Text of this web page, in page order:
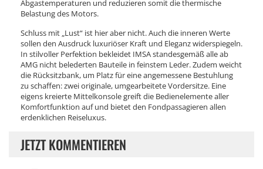
Abgastemperaturen und reduzieren somit die thermische
Belastung des Motors.
Schluss mit „Lust“ ist hier aber nicht. Auch die inneren Werte
sollen den Ausdruck luxuriöser Kraft und Eleganz widerspiegeln.
In stilvoller Perfektion bekleidet IMSA standesgemäß alle ab
AMG nicht belederten Bauteile in feinstem Leder. Zudem weicht
die Rücksitzbank, um Platz für eine angemessene Bestuhlung
zu schaffen: zwei originale, umgearbeitete Vordersitze. Eine
eigens kreierte Mittelkonsole greift die Bedienelemente aller
Komfortfunktion auf und bietet den Fondpassagieren allen
erdenklichen Reiseluxus.
JETZT KOMMENTIEREN